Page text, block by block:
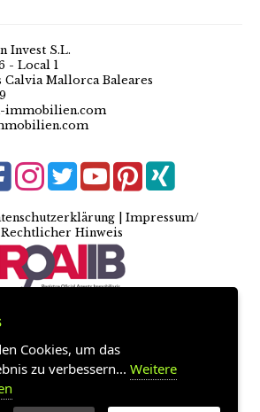
Invest S.L.
- Local 1
Calvia Mallorca Baleares
immobilien.com
| Impressum/
Rechtlicher Hinweis
Cookies, um das
zu verbessern... Weitere